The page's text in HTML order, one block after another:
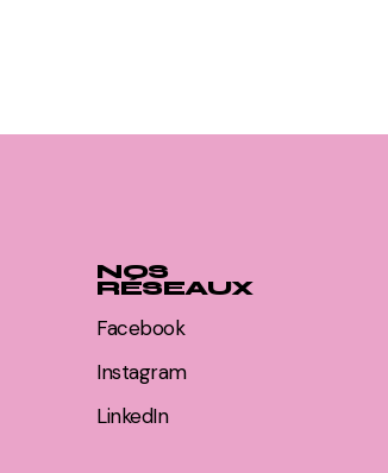
NOS
RÉSEAUX
Facebook
Instagram
LinkedIn